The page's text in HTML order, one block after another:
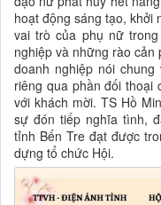
hoạt động sáng tạo, khởi
vai trò của phụ nữ
nghiệp và những rào
doanh nghiệp nói
riêng qua phần đối thoại
với khách mời. TS Hồ
sự đón tiếp nghĩa tình,
tỉnh Bến Tre đạt được
dựng tổ chức Hội.